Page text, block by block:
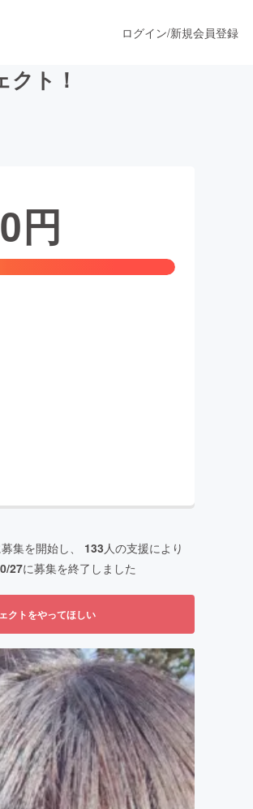
ション
ログイン/新規会員登録
ト！
円
集を開始し、 133人の支援により
27に募集を終了しました
クトをやってほしい